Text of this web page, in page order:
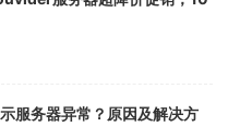
服务器异常？原因及解决方